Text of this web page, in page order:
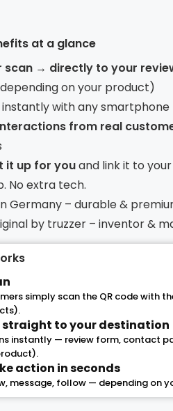
at a glance
scan → directly to your
on your product)
instantly with any smartphone
from real
it up for youand link it to
No extra tech.
Germany – durable &
by truzzer – inventor &
simply scan the QR code with
straight to your destination
instantly — review form, contact
action in seconds
message, follow — depending on